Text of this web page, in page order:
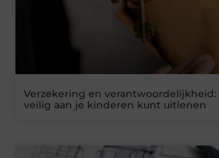
Verzekering en verantwoordelijkheid:
veilig aan je kinderen kunt uitlenen